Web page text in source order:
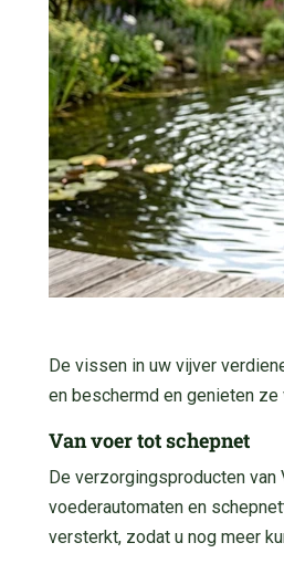
De vissen in uw vijver
en beschermd en genieten ze
Van voer tot schepnet
De verzorgingsproducten
voederautomaten en
versterkt, zodat u nog meer